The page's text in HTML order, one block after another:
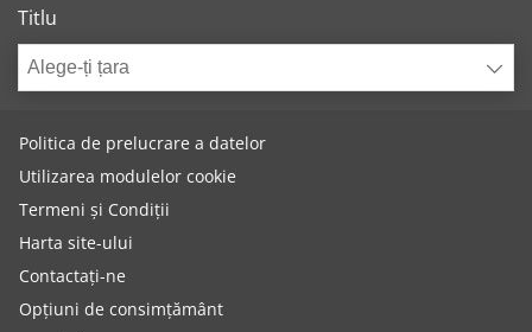
Titlu
Alege-ți țara
Politica de prelucrare a datelor
Utilizarea modulelor cookie
Termeni și Condiții
Harta site-ului
Contactați-ne
Opțiuni de consimțământ